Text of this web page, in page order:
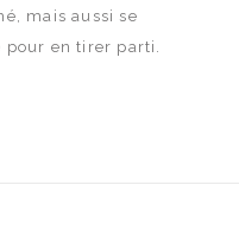
mais aussi se
en tirer parti.